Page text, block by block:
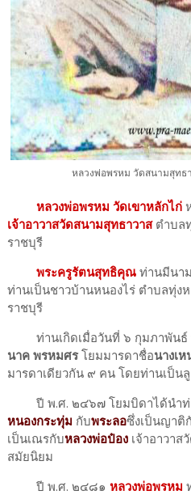
หลวงพ่อพรหม วัดสนามสุทธ
หลวงพ่อพรหม วัดเขาหลักไก่
เจ้าอาวาสวัดสนามสุทธาวาสตำบล
ราชบุรี
พระครูรัตนสุทธิคุณ ท่านมีนา
ท่านเป็นชาวบ้านหนองไร่ ตำบลทุ่ง
ราชบุรี
ท่านเกิดเมื่อวันที่ ๖ กุมภาพันธ์
นาค พรหมศรโยมมารดาชื่อนางเ
มารดาเดียวกัน ๙ คน โดยท่านเป็น
ปี พ.ศ. ๒๔๖๗ โยมบิดาได้นำท่า
หนองกระทุ่ม กับพระลอซึ่งเป็นญาติ
เป็นเณรกับหลวงพ่อป๋องเจ้าอาวาส
สมัยนิยม
ปี พ.ศ. ๒๔๘๑ หลวงพ่อพรหม